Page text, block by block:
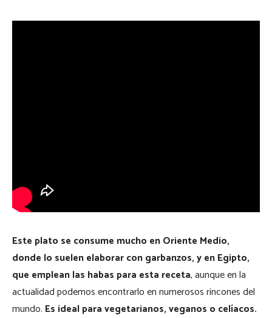
Este plato se consume mucho en Oriente Medio,
donde lo suelen elaborar con garbanzos, y en Egipto,
que emplean las habas para esta receta, aunque en la
actualidad podemos encontrarlo en numerosos rincones del
mundo. Es ideal para vegetarianos, veganos o celíacos.